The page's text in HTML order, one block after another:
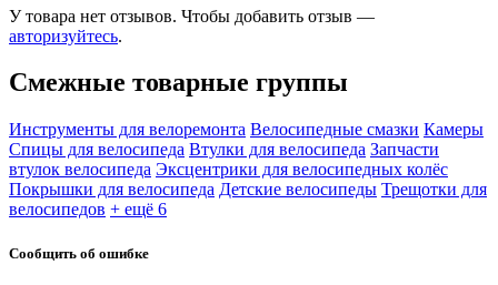
У товара нет отзывов. Чтобы добавить отзыв —
авторизуйтесь.
Смежные товарные группы
Инструменты для велоремонта Велосипедные смазки Камеры
Спицы для велосипеда Втулки для велосипеда Запчасти
втулок велосипеда Эксцентрики для велосипедных колёс
Покрышки для велосипеда Детские велосипеды Трещотки для
велосипедов + ещё 6
Сообщить об ошибке